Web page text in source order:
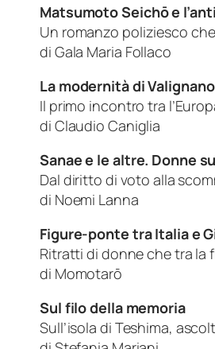
Matsumoto Seichō e
Un romanzo poliziesco
di Gala Maria Follaco
La modernità di Valignano
Il primo incontro tra
di Claudio Caniglia
Sanae e le altre. Donne
Dal diritto di voto alla
di Noemi Lanna
Figure-ponte tra Italia e
Ritratti di donne che tra la
di Momotarō
Sul filo della memoria
Sull’isola di Teshima,